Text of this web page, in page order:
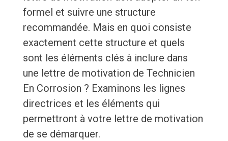
formel et suivre une structure
recommandée. Mais en quoi consiste
exactement cette structure et quels
sont les éléments clés à inclure dans
une lettre de motivation de Technicien
En Corrosion ? Examinons les lignes
directrices et les éléments qui
permettront à votre lettre de motivation
de se démarquer.